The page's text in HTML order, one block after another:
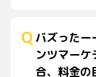
バズったー
ンツマー
合、料金の